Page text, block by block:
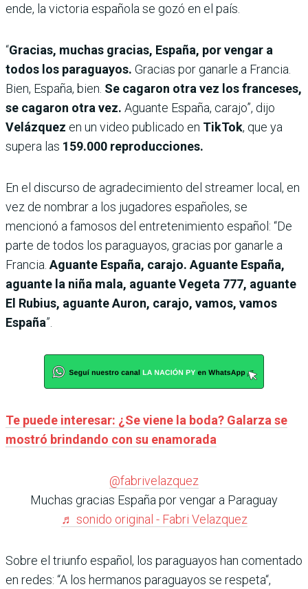
ende, la victoria española se gozó en el país.
“Gracias, muchas gracias, España, por vengar a
todos los paraguayos. Gracias por ganarle a Francia.
Bien, España, bien. Se cagaron otra vez los franceses,
se cagaron otra vez. Aguante España, carajo”, dijo
Velázquez en un video publicado en TikTok, que ya
supera las 159.000 reproducciones.
En el discurso de agradecimiento del streamer local, en
vez de nombrar a los jugadores españoles, se
mencionó a famosos del entretenimiento español: “De
parte de todos los paraguayos, gracias por ganarle a
Francia. Aguante España, carajo. Aguante España,
aguante la niña mala, aguante Vegeta 777, aguante
El Rubius, aguante Auron, carajo, vamos, vamos
España”.
Te puede interesar: ¿Se viene la boda? Galarza se
mostró brindando con su enamorada
@fabrivelazquez
Muchas gracias España por vengar a Paraguay
♬ sonido original - Fabri Velazquez
Sobre el triunfo español, los paraguayos han comentado
en redes: “A los hermanos paraguayos se respeta“,